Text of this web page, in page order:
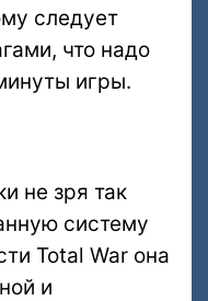
следует
что надо
игры.
не зря так
систему
Total War она
и